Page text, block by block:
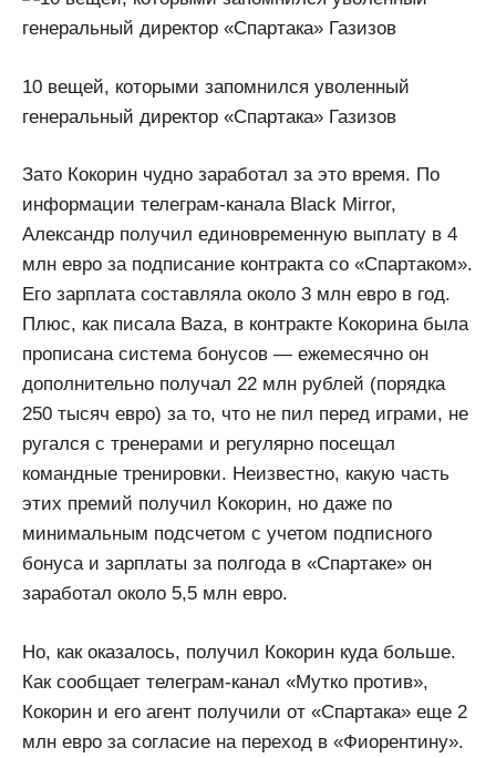
10 вещей, которыми запомнился уволенный
генеральный директор «Спартака» Газизов
Зато Кокорин чудно заработал за это время. По
информации телеграм-канала Black Mirror,
Александр получил единовременную выплату в 4
млн евро за подписание контракта со «Спартаком».
Его зарплата составляла около 3 млн евро в год.
Плюс, как писала Baza, в контракте Кокорина была
прописана система бонусов — ежемесячно он
дополнительно получал 22 млн рублей (порядка
250 тысяч евро) за то, что не пил перед играми, не
ругался с тренерами и регулярно посещал
командные тренировки. Неизвестно, какую часть
этих премий получил Кокорин, но даже по
минимальным подсчетом с учетом подписного
бонуса и зарплаты за полгода в «Спартаке» он
заработал около 5,5 млн евро.
Но, как оказалось, получил Кокорин куда больше.
Как сообщает телеграм-канал «Мутко против»,
Кокорин и его агент получили от «Спартака» еще 2
млн евро за согласие на переход в «Фиорентину».